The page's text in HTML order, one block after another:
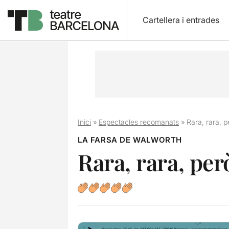
Cartellera i entrades
Inici» Espectacles recomanats» Rara, rara,
LA FARSA DE WALWORTH
Rara, rara,